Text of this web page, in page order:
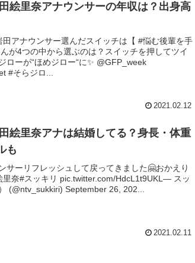
絵里奈アナウンサーの年収は？出身高
田アナウンサー選んだスイッチは【 #悩む後輩を手
が4つの中から選ぶのは？スイッチを押してツイ
ローが“ほめジロー“に✨ @GFP_week
#そらジロ...
2021.02.12
絵里奈アナは結婚してる？身長・体重
も
サーリフレッシュして戻ってきました🤗おかえり
里奈#スッキリ pic.twitter.com/HdcL1t9UKL— スッ
(@ntv_sukkiri) September 26, 202...
2021.02.11